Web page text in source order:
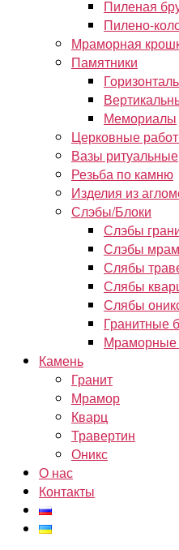
Пиленая
Пилено-
Мраморная
Памятники
Мемориалы
Церковные
Вазы ритуальные
Резьба по камню
Изделия из
Слэбы/Блоки
Слэбы
Слэбы
Слябы
Слябы
Слябы
Гранитные
Мраморные
Камень
Гранит
Мрамор
Кварц
Травертин
Оникс
О нас
Контакты